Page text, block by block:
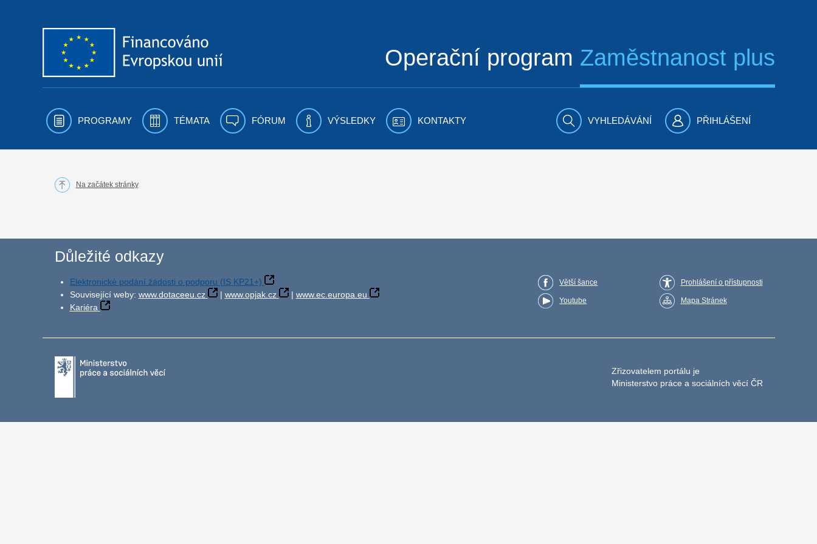
Operační program Zaměstnanost plus
PROGRAMY TÉMATA FÓRUM VÝSLEDKY KONTAKTY VYHLEDÁVÁNÍ PŘIHLÁŠENÍ
Na začátek stránky
Důležité odkazy
Elektronické podání žádosti o podporu (IS KP21+)
Související weby: www.dotaceeu.cz | www.opjak.cz | www.ec.europa.eu
Kariéra
Větší šance
Youtube
Prohlášení o přístupnosti
Mapa Stránek
Zřizovatelem portálu je
Ministerstvo práce a sociálních věcí ČR